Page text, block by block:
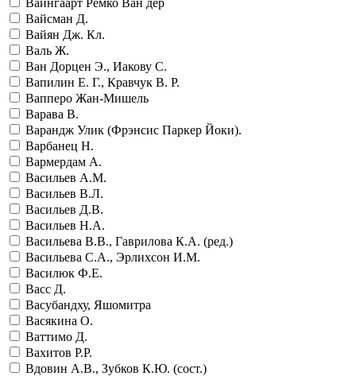
Вайсман Д.
Вайян Дж. Кл.
Валь Ж.
Ван Дорцен Э., Иакову С.
Вапилин Е. Г., Кравчук В. Р.
Вапперо Жан-Мишель
Варава В.
Варандж Улик (Фрэнсис Паркер Йоки).
Варбанец Н.
Вармердам А.
Васильев А.М.
Васильев В.Л.
Васильев Д.В.
Васильев Н.А.
Васильева В.В., Гаврилова К.А. (ред.)
Васильева С.А., Эрлихсон И.М.
Василюк Ф.Е.
Васс Д.
Васубандху, Яшомитра
Васякина О.
Ваттимо Д.
Вахитов Р.Р.
Вдовин А.В., Зубков К.Ю. (сост.)